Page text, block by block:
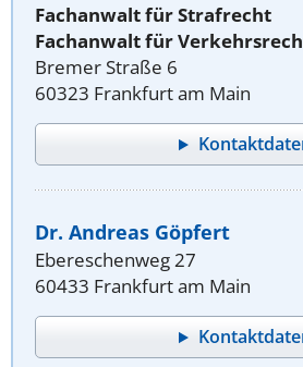
Fachanwalt für Strafrecht
Fachanwalt für
Bremer Straße 6
60323 Frankfurt am Main
Dr. Andreas Göpfert
Ebereschenweg 27
60433 Frankfurt am Main